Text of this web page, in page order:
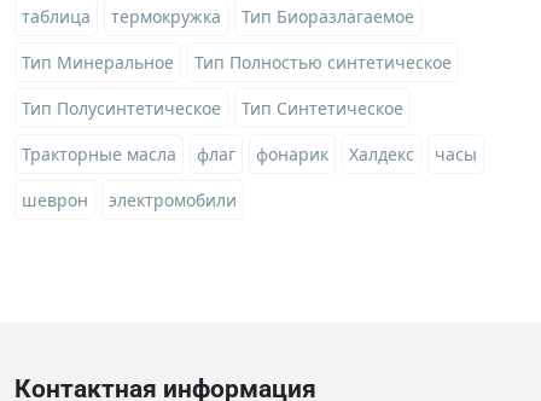
таблица
термокружка
Тип Биоразлагаемое
Тип Минеральное
Тип Полностью синтетическое
Тип Полусинтетическое
Тип Синтетическое
Тракторные масла
флаг фонарик Халдекс
часы
шеврон
электромобили
Контактная информация